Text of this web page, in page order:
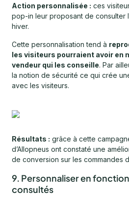
Action personnalisée : ces
pop-in leur proposant de consulter
hiver.
Cette personnalisation tend à
les visiteurs pourraient avoir en
vendeur qui les conseille. Par
la notion de sécurité ce qui crée
avec les visiteurs.
Résultats : grâce à cette
d’Allopneus ont constaté une
de conversion sur les commandes
9. Personnaliser en
consultés